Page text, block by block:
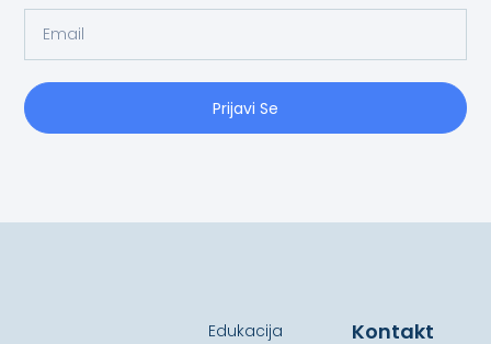
Prijavi Se
Edukacija
Kontakt